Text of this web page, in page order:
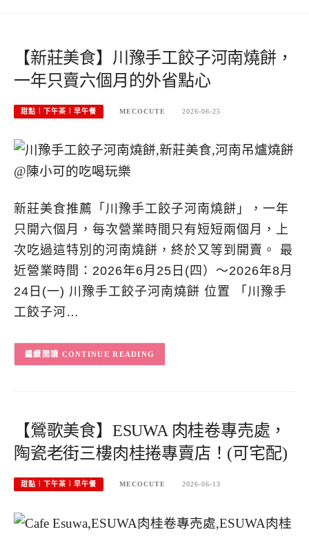
【新莊美食】川豫手工餃子河南燒餅，
一年只賣六個月的外省點心
甜點︱下午茶︱早午餐 MECOCUTE 2026-06-25
新莊美食推薦「川豫手工餃子河南燒餅」，一年
只開六個月，每次營業時間只有短短兩個月，上
次吃過這特別的河南燒餅，終於又等到開賣。 最
近營業時間：2026年6月25日(四）～2026年8月
24日(一) 川豫手工餃子河南燒餅 位置 「川豫手
工餃子河…
CONTINUE READING
【鶯歌美食】ESUWA 肉桂卷專売處，
陶瓷老街三樓肉桂捲專賣店！(可宅配)
甜點︱下午茶︱早午餐 MECOCUTE 2026-06-13